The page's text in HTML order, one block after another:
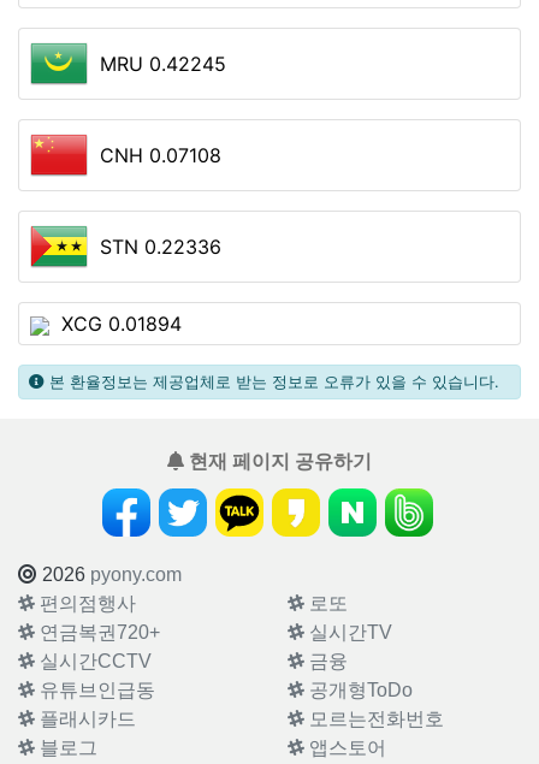
MRU 0.42245
CNH 0.07108
STN 0.22336
XCG 0.01894
본 환율정보는 제공업체로 받는 정보로 오류가 있을 수 있습니다.
현재 페이지 공유하기
2026 pyony.com
편의점행사
로또
연금복권720+
실시간TV
실시간CCTV
금융
유튜브인급동
공개형ToDo
플래시카드
모르는전화번호
블로그
앱스토어